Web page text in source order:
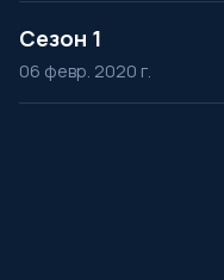
Сезон 1
06 февр. 2020 г.